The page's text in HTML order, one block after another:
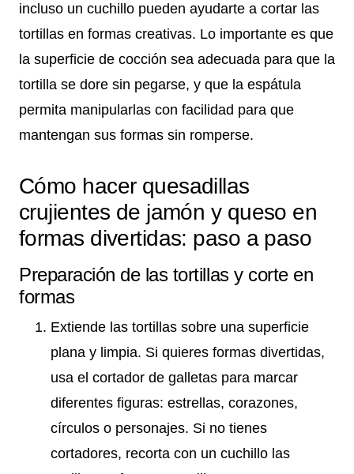
incluso un cuchillo pueden ayudarte a cortar las
tortillas en formas creativas. Lo importante es que
la superficie de cocción sea adecuada para que la
tortilla se dore sin pegarse, y que la espátula
permita manipularlas con facilidad para que
mantengan sus formas sin romperse.
Cómo hacer quesadillas
crujientes de jamón y queso en
formas divertidas: paso a paso
Preparación de las tortillas y corte en
formas
Extiende las tortillas sobre una superficie
plana y limpia. Si quieres formas divertidas,
usa el cortador de galletas para marcar
diferentes figuras: estrellas, corazones,
círculos o personajes. Si no tienes
cortadores, recorta con un cuchillo las